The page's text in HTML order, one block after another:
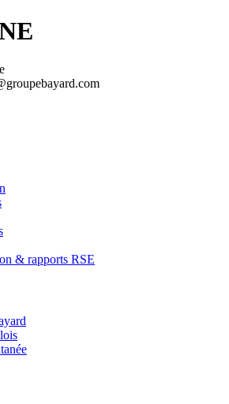
& rapports RSE